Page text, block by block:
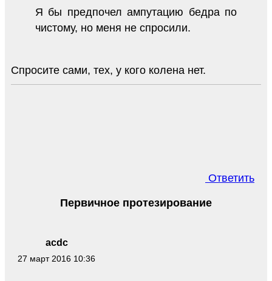
Я бы предпочел ампутацию бедра по
чистому, но меня не спросили.
Спросите сами, тех, у кого колена нет.
Ответить
acdc
27 март 2016 10:36
Первичное протезирование